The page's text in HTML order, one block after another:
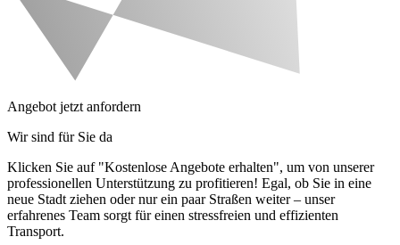
Angebot jetzt anfordern
Wir sind für Sie da
Klicken Sie auf "Kostenlose Angebote erhalten", um von unserer
professionellen Unterstützung zu profitieren! Egal, ob Sie in eine
neue Stadt ziehen oder nur ein paar Straßen weiter – unser
erfahrenes Team sorgt für einen stressfreien und effizienten
Transport.